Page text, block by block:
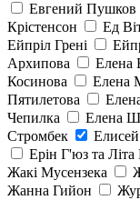
Евгений Пушков
Крістенсон
Ед
Ейпріл Грені
Архипова
Елена
Косинова
Елена
Пятилетова
Чепилка
Елена
Стромбек
Ерін Г'юз та Літа
Жакі Мусензека
Жанна Гийон